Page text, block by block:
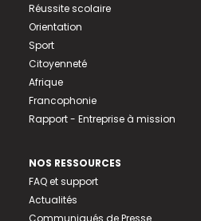
Réussite scolaire
Orientation
Sport
Citoyenneté
Afrique
Francophonie
Rapport - Entreprise à mission
NOS RESSOURCES
FAQ et support
Actualités
Communiqués de Presse